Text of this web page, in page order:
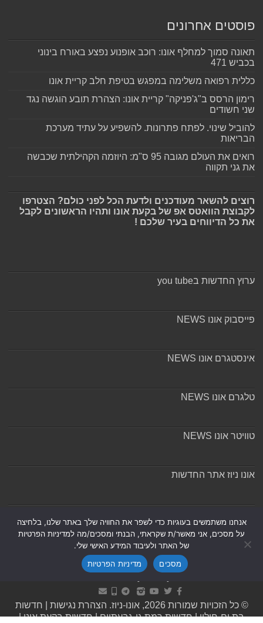
פוסטים אחרונים
תאונה סמוך למחלף אונו: רוכב אופנוע נפצע באורח בינוני
בכביש 471
כללית רפואה משלימה במפגש בטיפת חלב קריית אונו
רימון הרסס ב"ג'פניקה" קריית אונו: הצהרת תובע הוגשה נגד
שני חשודים
להוביל שינוי. לפתח פתרונות. להשפיע על עתיד מערכת
הבריאות
רואים את העולם מגובה 95 ס"מ: היוזמה הקהילתית שכבשה
את גני תקווה
רוצים להשאר מעודכנים ולדעת הכל לפני כולם? הצטרפו
לקבוצת הוואטס אפ של בקעת אונו ותהיו הראשונים לקבל
את כל הדיווחים בעיר שלכם !
ערוץ החדשות בyou tube
פייסבוק אונו NEWS
אינסטגרם אונו NEWS
טלגרם אונו NEWS
טוויטר אונו NEWS
אונו ניוז אתר החדשות
© כל הזכויות שמורות 2026, אונו-ניוז. הצהרת נגישות
חדשות
בת ים-חולון|חדשות רמת גן-גבעתיים|חדשות בקעת אונו|
אנחנו משתמשים בעוגיות כדי לשפר את החוויה שלך באתר שלנו, בלחיצה
על מסכים, אני מאשר/ת שקראתי, הבנתי ומסכים/מה למדיניות הפרטיות
של האתר ולעיבוד המידע האישי שלי.
מסכים
מדיניות הפרטיות